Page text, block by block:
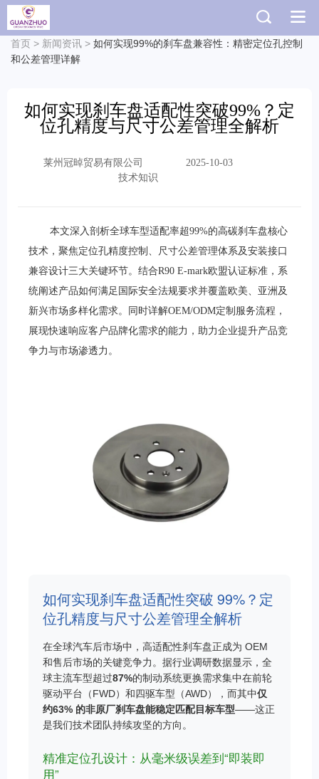
首页 > 新闻资讯 > 如何实现99%的刹车盘兼容性：精密定位孔控制
和公差管理详解
如何实现刹车盘适配性突破99%？定
位孔精度与尺寸公差管理全解析
莱州冠晫贸易有限公司
2025-10-03
技术知识
本文深入剖析全球车型适配率超99%的高碳刹车盘核心
技术，聚焦定位孔精度控制、尺寸公差管理体系及安装接口
兼容设计三大关键环节。结合R90 E-mark欧盟认证标准，系
统阐述产品如何满足国际安全法规要求并覆盖欧美、亚洲及
新兴市场多样化需求。同时详解OEM/ODM定制服务流程，
展现快速响应客户品牌化需求的能力，助力企业提升产品竞
争力与市场渗透力。
如何实现刹车盘适配性突破 99%？定
位孔精度与尺寸公差管理全解析
在全球汽车后市场中，高适配性刹车盘正成为 OEM
和售后市场的关键竞争力。据行业调研数据显示，全
球主流车型超过87%的制动系统更换需求集中在前轮
驱动平台（FWD）和四驱车型（AWD），而其中仅
约63% 的非原厂刹车盘能稳定匹配目标车型——这正
是我们技术团队持续攻坚的方向。
精准定位孔设计：从毫米级误差到“即装即
用”